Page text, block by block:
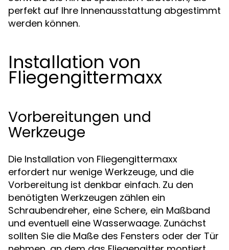
perfekt auf Ihre Innenausstattung abgestimmt
werden können.
Installation von
Fliegengittermaxx
Vorbereitungen und
Werkzeuge
Die Installation von Fliegengittermaxx
erfordert nur wenige Werkzeuge, und die
Vorbereitung ist denkbar einfach. Zu den
benötigten Werkzeugen zählen ein
Schraubendreher, eine Schere, ein Maßband
und eventuell eine Wasserwaage. Zunächst
sollten Sie die Maße des Fensters oder der Tür